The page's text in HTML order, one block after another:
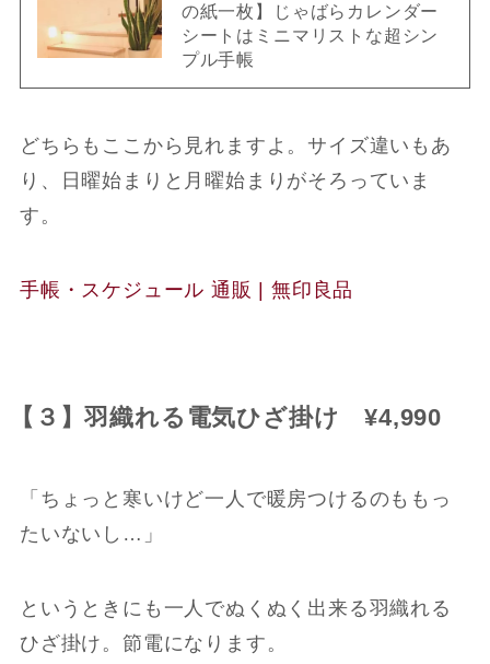
の紙一枚】じゃばらカレンダー
シートはミニマリストな超シン
プル手帳
どちらもここから見れますよ。サイズ違いもあ
り、日曜始まりと月曜始まりがそろっていま
す。
手帳・スケジュール 通販 | 無印良品
【３】羽織れる電気ひざ掛け ¥4,990
「ちょっと寒いけど一人で暖房つけるのももっ
たいないし…」
というときにも一人でぬくぬく出来る羽織れる
ひざ掛け。節電になります。